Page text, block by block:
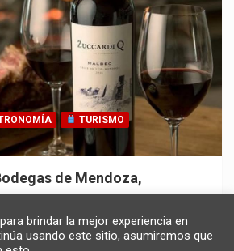
TURISMO
de Mendoza,
para brindar la mejor experiencia en
usando este sitio, asumiremos que